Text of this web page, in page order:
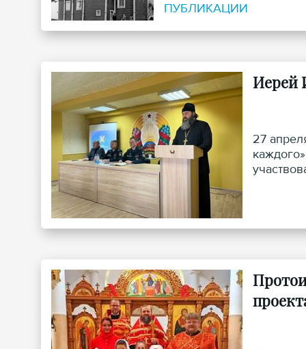
ПУБЛИКАЦИИ
Иерей
27